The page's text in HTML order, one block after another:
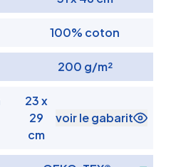
100% coton
200 g/m²
23 x
29
cm
voir le gabarit